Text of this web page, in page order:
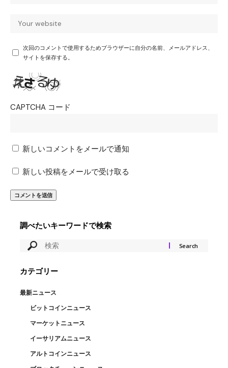
次回のコメントで使用するためブラウザーに自分の名前、メールアドレス、
サイトを保存する。
CAPTCHA コード
新しいコメントをメールで通知
新しい投稿をメールで受け取る
調べたいキーワードで検索
カテゴリー
最新ニュース
ビットコインニュース
マーケットニュース
イーサリアムニュース
アルトコインニュース